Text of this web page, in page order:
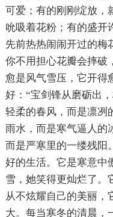
可爱；有的刚刚绽放，
吮吸着花粉；有的盛开
先前热热闹闹开过的梅
你不用担心花瓣会摔破
愈是风气雪压，它开得
好：“宝剑锋从磨砺出
轻柔的春风，而是凛冽
雨水，而是寒气逼人的
而是严寒里的一缕残阳
好的生活。它是寒意中
雪，她笑得更灿烂了。
从不炫耀自己的美丽，
大。每当寒冬的清晨，